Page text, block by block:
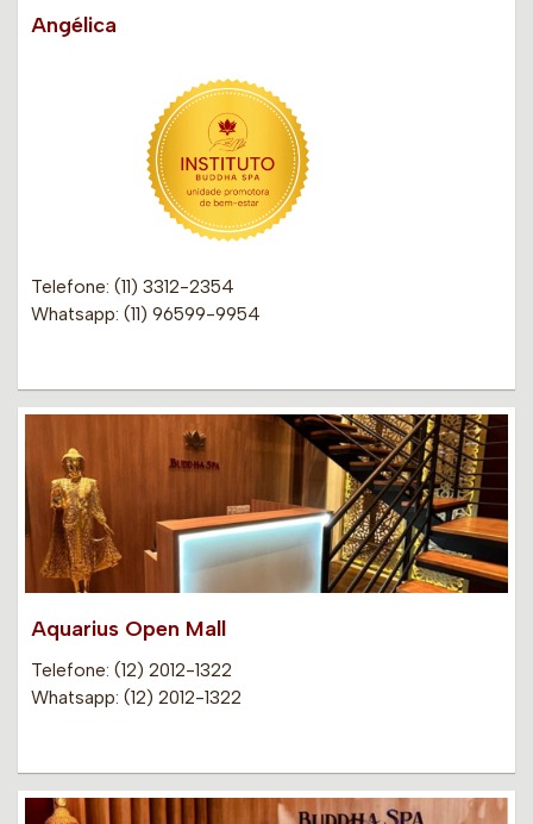
Angélica
Telefone: (11) 3312-2354
Whatsapp: (11) 96599-9954
Aquarius Open Mall
Telefone: (12) 2012-1322
Whatsapp: (12) 2012-1322